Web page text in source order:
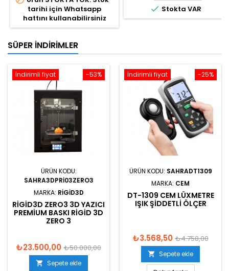
tarihi için Whatsapp
hattını kullanabilirsiniz
 Stokta VAR
SÜPER İNDIRIMLER
-53%
İndirimli fiyat
ÜRÜN KODU:
SAHRA3DPRI03ZERO3
MARKA: RIGID3D
RIGID3D ZERO3 3D YAZICI
PREMIUM BASKI RIGID 3D
ZERO 3
₺23.500,00 ₺50.000,00
 Sepete ekle
-25%
İndirimli fiyat
ÜRÜN KODU: SAHRADT1309
MARKA: CEM
DT-1309 CEM LÜXMETRE
IŞIK ŞIDDETLI ÖLÇER
₺3.568,50 ₺4.758,00
 Sepete ekle